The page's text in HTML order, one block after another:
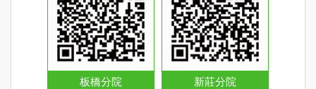
板橋分院 新莊分院